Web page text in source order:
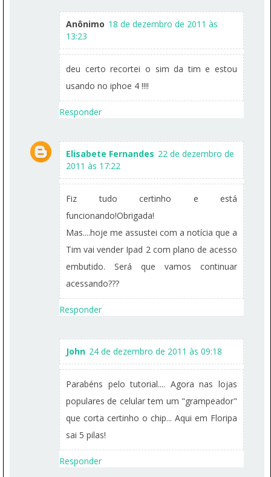
Anônimo 18 de dezembro de 2011 às
13:23
deu certo recortei o sim da tim e estou
usando no iphoe 4 !!!!
Responder
Elisabete Fernandes 22 de dezembro de
2011 às 17:22
Fiz tudo certinho e está
funcionando!Obrigada!
Mas....hoje me assustei com a notícia que a
Tim vai vender Ipad 2 com plano de acesso
embutido. Será que vamos continuar
acessando???
Responder
John 24 de dezembro de 2011 às 09:18
Parabéns pelo tutorial.... Agora nas lojas
populares de celular tem um "grampeador"
que corta certinho o chip... Aqui em Floripa
sai 5 pilas!
Responder